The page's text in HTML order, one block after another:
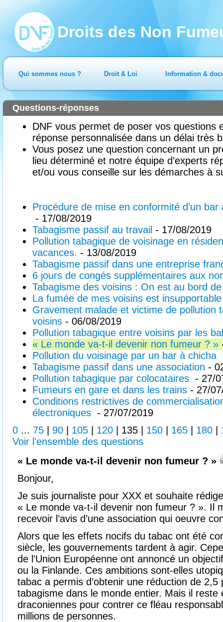
Droits des Non
Qui sommes nous ? Droit & Loi Information &
DNF vous permet de poser vos questions
réponse personnalisée dans un délai très
Vous posez une question concernant un
lieu déterminé et notre équipe d’experts
et/ou vous conseille sur les démarches à
Questions-réponses
Procédure de mise en conformité d’un
- 17/08/2019
Tabagisme passif au travail - 17/08/2019
Pollution tabagique de voisinage en
vacances. - 13/08/2019
Tabagisme passif dans une entreprise
6 jours de congés supplémentaires aux
Tabagisme des voisins : On est au bord
La fumée de mes voisins est insupportable
Gravement malade et victime de pollution
voisins - 06/08/2019
Pollution tabagique entre voisins par les
« Le monde va-t-il devenir non fumeur ? »
Pollution du voisinage par un bar à chicha
Tabagisme passif dans une association -
Pollution tabagique par colocataires - 27/
Fumeurs en gare et dans les trains - 27/
Conditions restrictives de
électroniques - 27/07/2019
0 ... 75 90 105 120 135 150 165 180
Voir l'ensemble des questions
« Le monde va-t-il devenir non fumeur ? »
Bonjour,
Je suis journaliste pour XXX et souhaite
« Le monde va-t-il devenir non fumeur ? ». Il
recevoir l’avis d’une association qui oeuvre
Alors que les effets nocifs du tabac ont été
siècle, les gouvernements tardent à agir.
de l’Union Européenne ont annoncé un
ou la Finlande. Ces ambitions sont-elles
tabac a permis d’obtenir une réduction de 2,5
tabagisme dans le monde entier. Mais il reste
draconiennes pour contrer ce fléau
millions de personnes.